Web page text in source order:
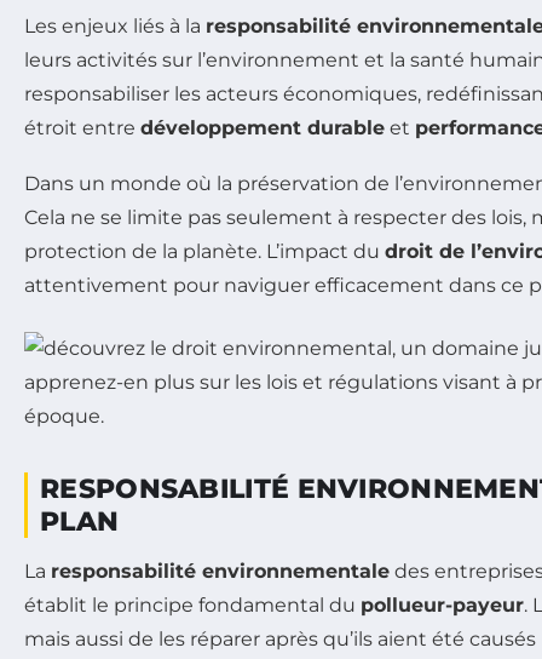
Les enjeux liés à la responsabilité
leurs activités sur l’environnement et la santé
responsabiliser les acteurs économiques,
étroit entre développement durable et
Dans un monde où la préservation de
Cela ne se limite pas seulement à respecter des
protection de la planète. L’impact du droit de
attentivement pour naviguer efficacement dans ce
RESPONSABILITÉ
PLAN
La responsabilité environnementale des
établit le principe fondamental du pollueur-payeur.
mais aussi de les réparer après qu’ils aient été